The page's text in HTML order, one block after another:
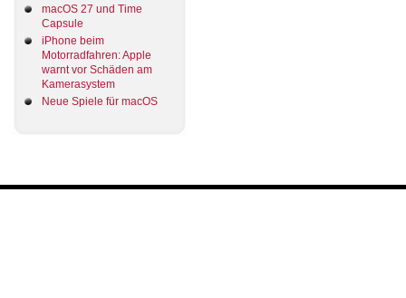
macOS 27 und Time
Capsule
iPhone beim
Motorradfahren: Apple
warnt vor Schäden am
Kamerasystem
Neue Spiele für macOS